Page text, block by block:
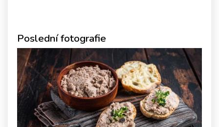
Poslední fotografie